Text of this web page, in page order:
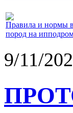
Правила и нормы
пород на
9/11/